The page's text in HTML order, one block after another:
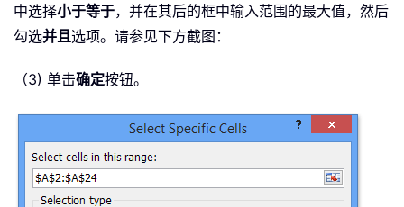
中选择小于等于，并在其后的框中输入范围的最大值，然后
勾选并且选项。请参见下方截图：
（3) 单击确定按钮。